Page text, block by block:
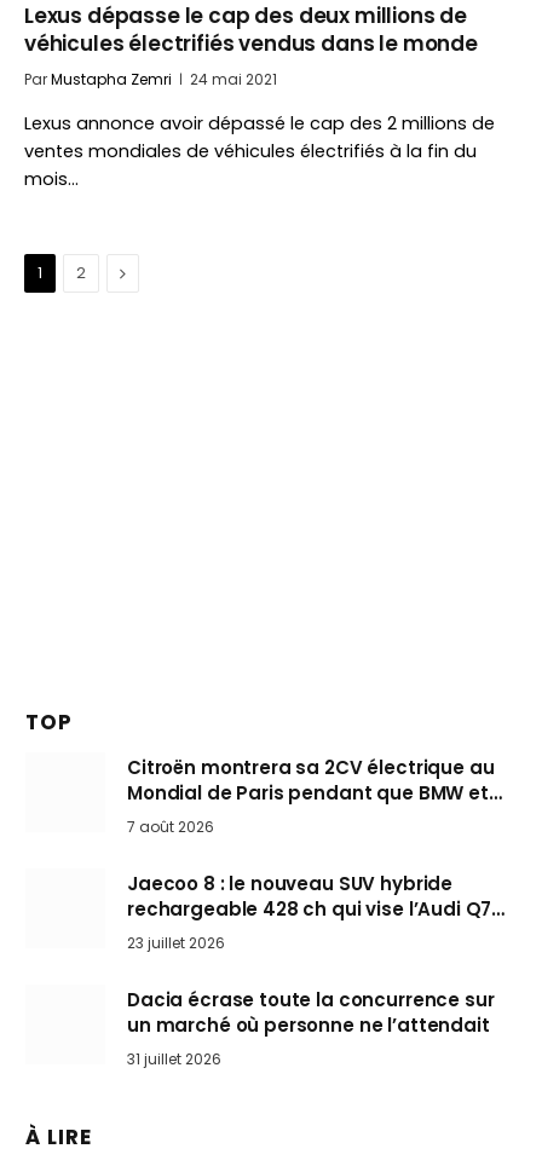
Lexus dépasse le cap des deux millions de
véhicules électrifiés vendus dans le monde
ParMustapha Zemri 24 mai 2021
Lexus annonce avoir dépassé le cap des 2 millions de
ventes mondiales de véhicules électrifiés à la fin du
mois…
1 2 Suivant
TOP
Citroën montrera sa 2CV électrique au
Mondial de Paris pendant que BMW et
Mini désertent le salon
7 août 2026
Jaecoo 8 : le nouveau SUV hybride
rechargeable 428 ch qui vise l’Audi Q7
arrive en Europe cet automne
23 juillet 2026
Dacia écrase toute la concurrence sur
un marché où personne ne l’attendait
31 juillet 2026
À LIRE